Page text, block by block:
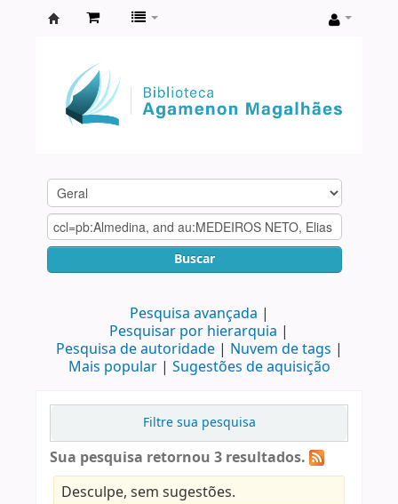
Agamenon
Magalhães
Buscar
Pesquisa avançada
Pesquisar por hierarquia
Pesquisa de autoridade
Nuvem de tags
Mais popular
Sugestões de aquisição
Filtre sua pesquisa
Sua pesquisa retornou 3 resultados.
Desculpe, sem sugestões.